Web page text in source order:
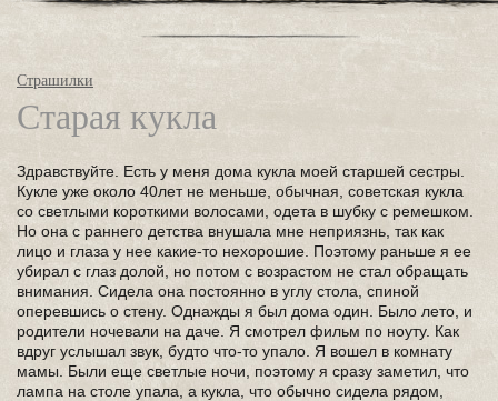
Страшилки
Старая кукла
Здравствуйте. Есть у меня дома кукла моей старшей сестры.
Кукле уже около 40лет не меньше, обычная, советская кукла
со светлыми короткими волосами, одета в шубку с ремешком.
Но она с раннего детства внушала мне неприязнь, так как
лицо и глаза у нее какие-то нехорошие. Поэтому раньше я ее
убирал с глаз долой, но потом с возрастом не стал обращать
внимания. Сидела она постоянно в углу стола, спиной
оперевшись о стену. Однажды я был дома один. Было лето, и
родители ночевали на даче. Я смотрел фильм по ноуту. Как
вдруг услышал звук, будто что-то упало. Я вошел в комнату
мамы. Были еще светлые ночи, поэтому я сразу заметил, что
лампа на столе упала, а кукла, что обычно сидела рядом,